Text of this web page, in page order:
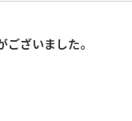
ざいました。